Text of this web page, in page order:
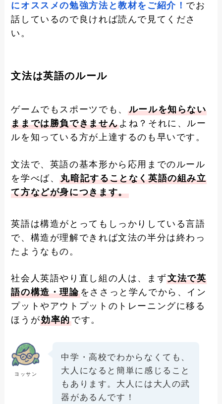
にオススメの勉強方法と教材をご紹介！ でお
話しているので良ければ読んで見てくださ
い。
文法は英語のルール
ゲームでもスポーツでも、 ルールを知らない
ままでは勝負できませんよね？それに、ルー
ルを知っている方が上達するのも早いです。
文法で、英語の基本形から応用までのルール
を学べば、丸暗記することなく英語の組み立
て方などが身につきます。
英語は構造がとってもしっかりしている言語
で、構造が理解できれば文法の半分は終わっ
たようなもの。
社会人英語やり直し組の人は、まず文法で英
語の構造・理論をささっと学んでから、イン
プットやアウトプットのトレーニングに移る
ほうが効率的です。
ヨッサン
中学・高校でわからなくても、
大人になると簡単に感じること
もあります。大人には大人の武
器があるんです！